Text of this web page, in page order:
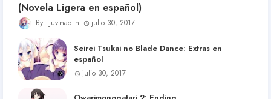
(Novela Ligera en español)
Juvinao julio 30, 2017
Seirei Tsukai no Blade Dance: Extras en
español
julio 30, 2017